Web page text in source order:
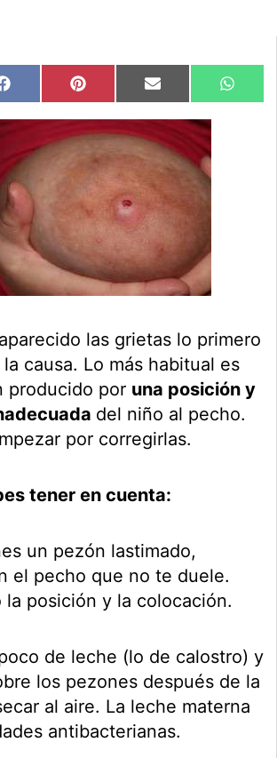
Compartir
en
Facebook Compartir
en
Pinterest Compartir
en
Email
en
las grietas lo primero
causa. Lo más habitual es
producido por una posición y
del niño al pecho.
por corregirlas.
tener en cuenta:
un pezón lastimado,
el pecho que no te duele.
la posición y la colocación.
de leche (lo de calostro) y
los pezones después de la
al aire. La leche materna
antibacterianas.